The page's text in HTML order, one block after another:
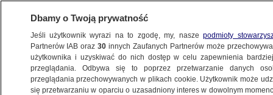
BIZNES
PRAWO
Dbamy o Twoją prywatność
Jeśli użytkownik wyrazi na to zgodę, my, naszepodmioty
Partnerów IAB oraz30 innych Zaufanych Partnerów może
użytkownika i uzyskiwać do nich dostęp w celu zapewnienia
przeglądania. Odbywa się to poprzez przetwarzanie danych
przeglądania przechowywanych w plikach cookie. Użytkownik może
się przetwarzaniu w oparciu o uzasadniony interes w dowolnym